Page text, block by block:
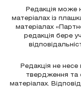
Редакція може
матеріалах із
матеріалах
редакція бере
Редакція не несе
твердження та
матеріалах.